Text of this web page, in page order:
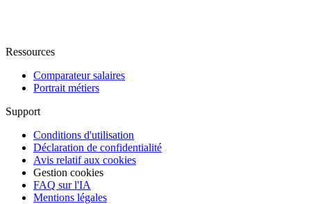
Ressources
Comparateur salaires
Portrait métiers
Support
Conditions d'utilisation
Déclaration de confidentialité
Avis relatif aux cookies
Gestion cookies
FAQ sur l'IA
Mentions légales